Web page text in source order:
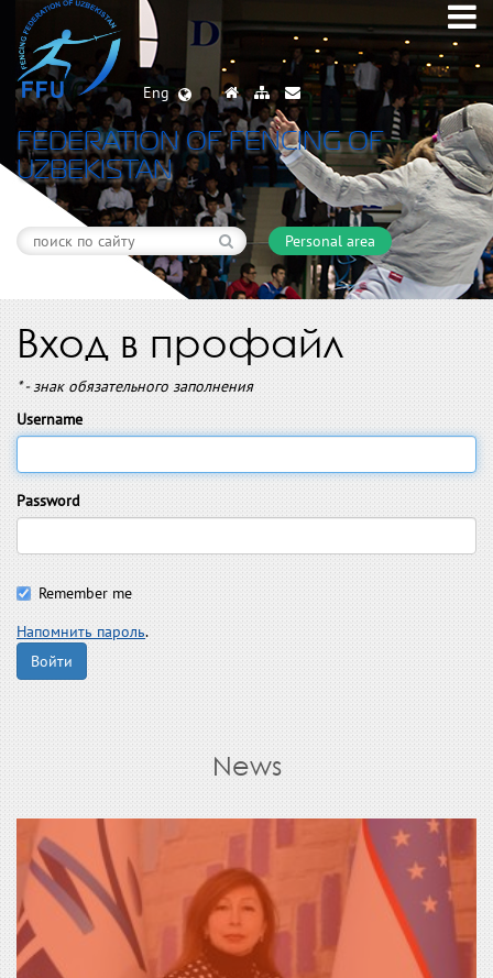
Eng
FEDERATION OF FENCING OF
UZBEKISTAN
Personal area
Вход в профайл
* - знак обязательного заполнения
Username
Password
Remember me
Напомнить пароль.
Войти
News